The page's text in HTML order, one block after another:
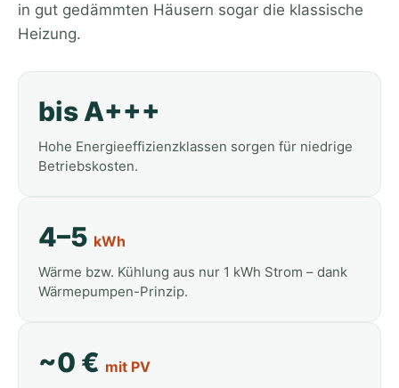
in gut gedämmten Häusern sogar die klassische
Heizung.
bis A+++
Hohe Energieeffizienzklassen sorgen für niedrige
Betriebskosten.
4–5 kWh
Wärme bzw. Kühlung aus nur 1 kWh Strom – dank
Wärmepumpen-Prinzip.
~0 € mit PV